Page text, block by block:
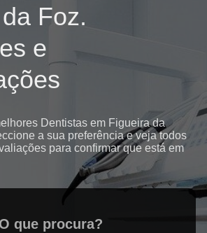
Foz.
e
Dentistas em Figueira da
a sua preferência e veja todos
para confirmar que está em
O que procura?